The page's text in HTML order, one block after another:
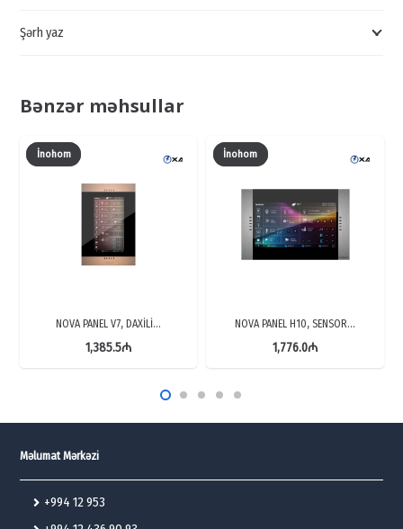
Şərh yaz
Bənzər məhsullar
İnohom
NOVA PANEL V7, DAXİLİ…
1,385.5₼
İnohom
NOVA PANEL H10, SENSOR…
1,776.0₼
Məlumat Mərkəzi
+994 12 953